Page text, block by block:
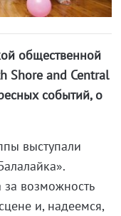
общественной
Shore and Central
событий, о
выступали
за возможность
и, надеемся,